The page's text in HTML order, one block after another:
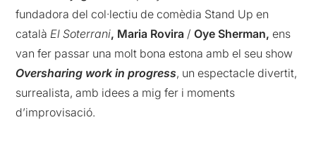
fundadora del col·lectiu de comèdia Stand Up en
català El Soterrani, Maria Rovira /Oye Sherman,ens
van fer passar una molt bona estona amb el seu show
Oversharing work in progress, un espectacle divertit,
surrealista, amb idees a mig fer i moments
d’improvisació.